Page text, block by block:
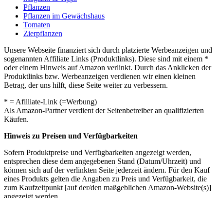
Pflanzen
Pflanzen im Gewächshaus
Tomaten
Zierpflanzen
Unsere Webseite finanziert sich durch platzierte Werbeanzeigen und
sogenannten Affiliate Links (Produktlinks). Diese sind mit einem *
oder einem Hinweis auf Amazon verlinkt. Durch das Anklicken der
Produktlinks bzw. Werbeanzeigen verdienen wir einen kleinen
Betrag, der uns hilft, diese Seite weiter zu verbessern.
* = Afilliate-Link (=Werbung)
Als Amazon-Partner verdient der Seitenbetreiber an qualifizierten
Käufen.
Hinweis zu Preisen und Verfügbarkeiten
Sofern Produktpreise und Verfügbarkeiten angezeigt werden,
entsprechen diese dem angegebenen Stand (Datum/Uhrzeit) und
können sich auf der verlinkten Seite jederzeit ändern. Für den Kauf
eines Produkts gelten die Angaben zu Preis und Verfügbarkeit, die
zum Kaufzeitpunkt [auf der/den maßgeblichen Amazon-Website(s)]
angezeigt werden.